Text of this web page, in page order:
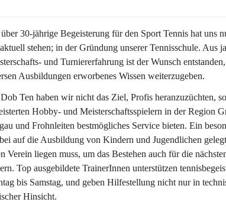
30-jährige Begeisterung für den Sport Tennis hat uns
stehen; in der Gründung unserer Tennisschule. Aus
und Turniererfahrung ist der Wunsch
Ausbildungen erworbenes Wissen weiterzugeben.
Dob Ten haben wir nicht das Ziel, Profis heranzuzüchten,
Hobby- und Meisterschaftsspielern in der Region
und Frohnleiten bestmögliches Service bieten. Ein
auf die Ausbildung von Kindern und Jugendlichen
Verein liegen muss, um das Bestehen auch für die
Top ausgebildete TrainerInnen unterstützen
bis Samstag, und geben Hilfestellung nicht nur in
Hinsicht.